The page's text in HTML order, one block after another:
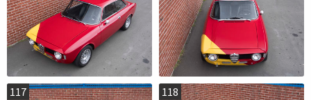
117 118